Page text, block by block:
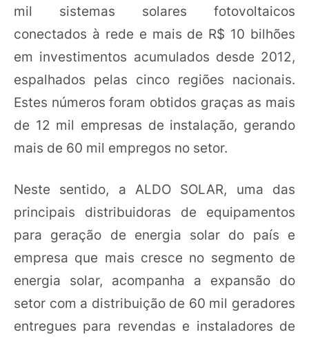
mil sistemas solares fotovoltaicos
conectados à rede e mais de R$ 10 bilhões
em investimentos acumulados desde 2012,
espalhados pelas cinco regiões nacionais.
Estes números foram obtidos graças as mais
de 12 mil empresas de instalação, gerando
mais de 60 mil empregos no setor.
Neste sentido, a ALDO SOLAR, uma das
principais distribuidoras de equipamentos
para geração de energia solar do país e
empresa que mais cresce no segmento de
energia solar, acompanha a expansão do
setor com a distribuição de 60 mil geradores
entregues para revendas e instaladores de